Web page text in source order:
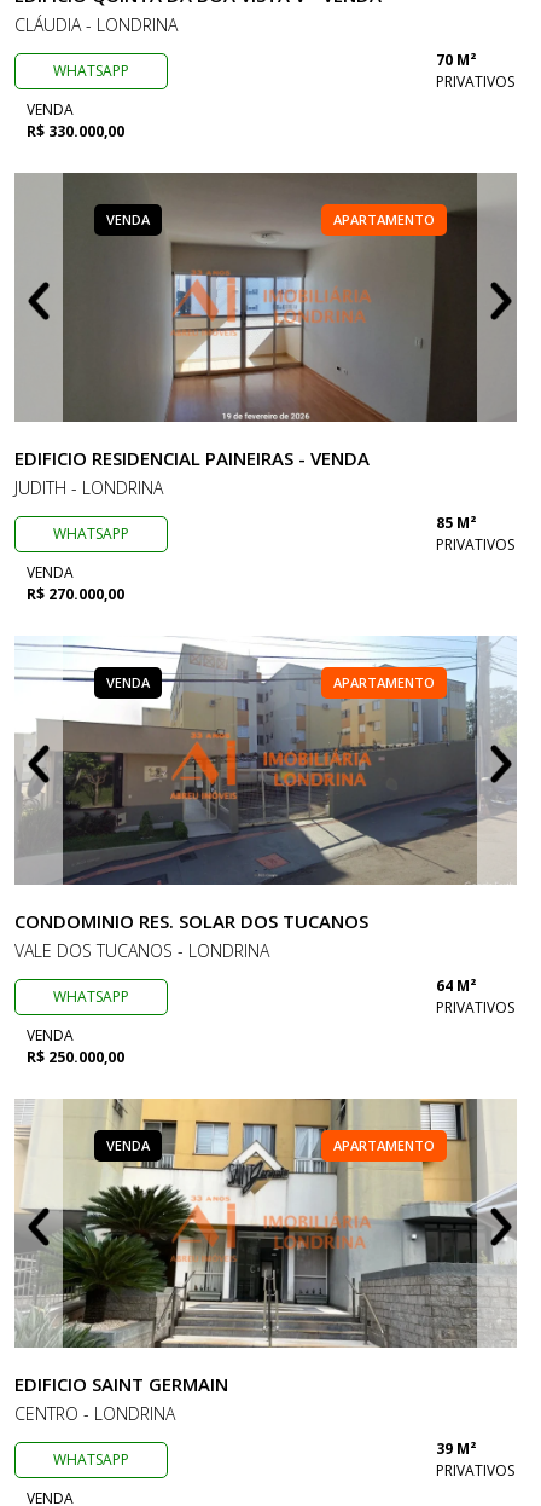
CLÁUDIA - LONDRINA
WHATSAPP
70 M²
PRIVATIVOS
VENDA
R$ 330.000,00
VENDA APARTAMENTO
EDIFICIO RESIDENCIAL PAINEIRAS - VENDA
JUDITH - LONDRINA
WHATSAPP
85 M²
PRIVATIVOS
VENDA
R$ 270.000,00
VENDA APARTAMENTO
CONDOMINIO RES. SOLAR DOS TUCANOS
VALE DOS TUCANOS - LONDRINA
WHATSAPP
64 M²
PRIVATIVOS
VENDA
R$ 250.000,00
VENDA APARTAMENTO
EDIFICIO SAINT GERMAIN
CENTRO - LONDRINA
WHATSAPP
39 M²
PRIVATIVOS
VENDA